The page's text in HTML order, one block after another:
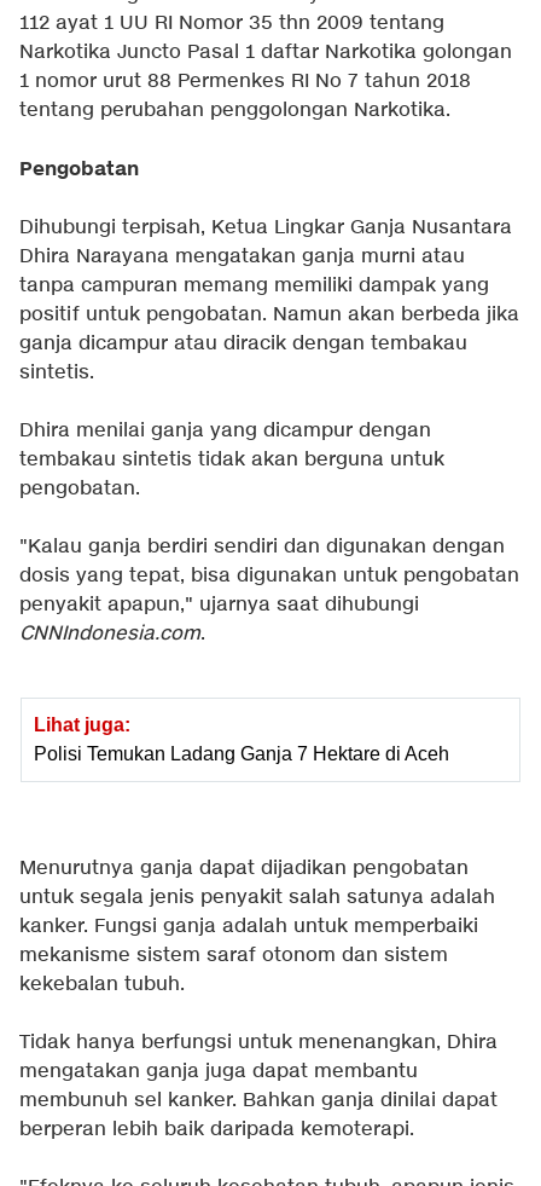
112 ayat 1 UU RI Nomor 35 thn 2009 tentang
Narkotika Juncto Pasal 1 daftar Narkotika golongan
1 nomor urut 88 Permenkes RI No 7 tahun 2018
tentang perubahan penggolongan Narkotika.
Pengobatan
Dihubungi terpisah, Ketua Lingkar Ganja Nusantara
Dhira Narayana mengatakan ganja murni atau
tanpa campuran memang memiliki dampak yang
positif untuk pengobatan. Namun akan berbeda jika
ganja dicampur atau diracik dengan tembakau
sintetis.
Dhira menilai ganja yang dicampur dengan
tembakau sintetis tidak akan berguna untuk
pengobatan.
"Kalau ganja berdiri sendiri dan digunakan dengan
dosis yang tepat, bisa digunakan untuk pengobatan
penyakit apapun," ujarnya saat dihubungi
CNNIndonesia.com.
Lihat juga:
Polisi Temukan Ladang Ganja 7 Hektare di Aceh
Menurutnya ganja dapat dijadikan pengobatan
untuk segala jenis penyakit salah satunya adalah
kanker. Fungsi ganja adalah untuk memperbaiki
mekanisme sistem saraf otonom dan sistem
kekebalan tubuh.
Tidak hanya berfungsi untuk menenangkan, Dhira
mengatakan ganja juga dapat membantu
membunuh sel kanker. Bahkan ganja dinilai dapat
berperan lebih baik daripada kemoterapi.